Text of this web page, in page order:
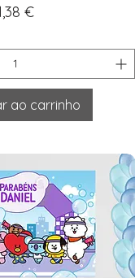
€
ao carrinho